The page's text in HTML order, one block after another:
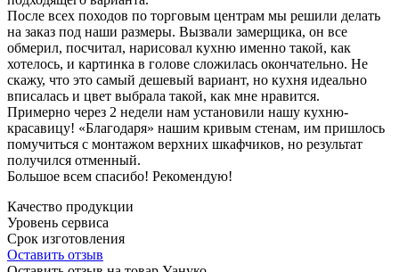
После всех походов по торговым центрам мы решили делать
на заказ под наши размеры. Вызвали замерщика, он все
обмерил, посчитал, нарисовал кухню именно такой, как
хотелось, и картинка в голове сложилась окончательно. Не
скажу, что это самый дешевый вариант, но кухня идеально
вписалась и цвет выбрала такой, как мне нравится.
Примерно через 2 недели нам установили нашу кухню-
красавицу! «Благодаря» нашим кривым стенам, им пришлось
помучиться с монтажом верхних шкафчиков, но результат
получился отменный.
Большое всем спасибо! Рекомендую!
Качество продукции
Уровень сервиса
Срок изготовления
Оставить отзыв